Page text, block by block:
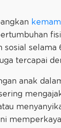
sosial selama
tercapai
anak